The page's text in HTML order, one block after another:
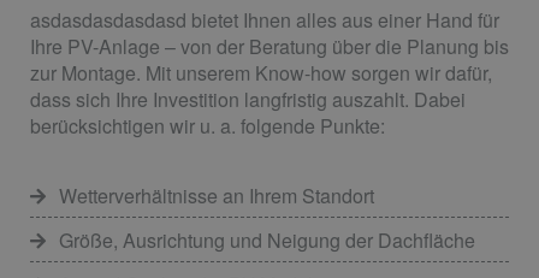
asdasdasdasdasd bietet Ihnen alles aus einer Hand für
Ihre PV-Anlage – von der Beratung über die Planung bis
zur Montage. Mit unserem Know-how sorgen wir dafür,
dass sich Ihre Investition langfristig auszahlt. Dabei
berücksichtigen wir u. a. folgende Punkte:
Wetterverhältnisse an Ihrem Standort
Größe, Ausrichtung und Neigung der Dachfläche